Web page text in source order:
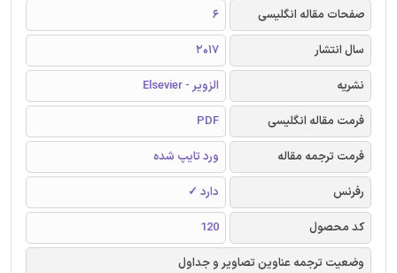
صفحات مقاله انگلیسی
6
سال انتشار
2017
نشریه
الزویر - Elsevier
فرمت مقاله انگلیسی
PDF
فرمت ترجمه مقاله
ورد تایپ شده
رفرنس
دارد ✓
کد محصول
120
وضعیت ترجمه عناوین تصاویر و جداول